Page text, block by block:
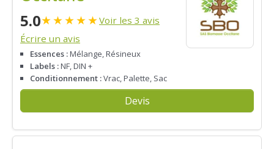
5.0★★★★★Voir les 3 avis
Écrire un avis
Essences :Mélange, Résineux
Labels :NF, DIN +
Conditionnement :Vrac, Palette, Sac
Devis